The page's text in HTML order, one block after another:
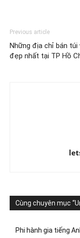
Previous article
Những địa chỉ bán túi
đẹp nhất tại TP Hồ
Cùng chuyên mục
Phi hành gia tiếng